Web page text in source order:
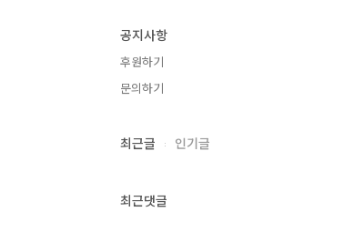
공지사항
후원하기
문의하기
최근글 인기글
최근댓글